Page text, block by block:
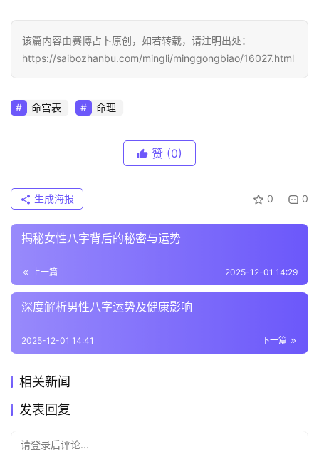
该篇内容由赛博占卜原创，如若转载，请注明出处：
https://saibozhanbu.com/mingli/minggongbiao/16027.html
命宫表 命理
赞 (0)
0 0
生成海报
揭秘女性八字背后的秘密与运势
上一篇 2025-12-01 14:29
深度解析男性八字运势及健康影响
下一篇
2025-12-01 14:41
相关新闻
发表回复
请登录后评论...